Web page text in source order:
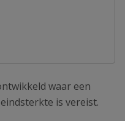
waar een
is vereist.